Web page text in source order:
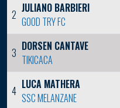
2 JULIANO BARBIERI
GOOD TRY FC
3 DORSEN CANTAVE
TIKICACA
4 LUCA MATHERA
SSC MELANZANE